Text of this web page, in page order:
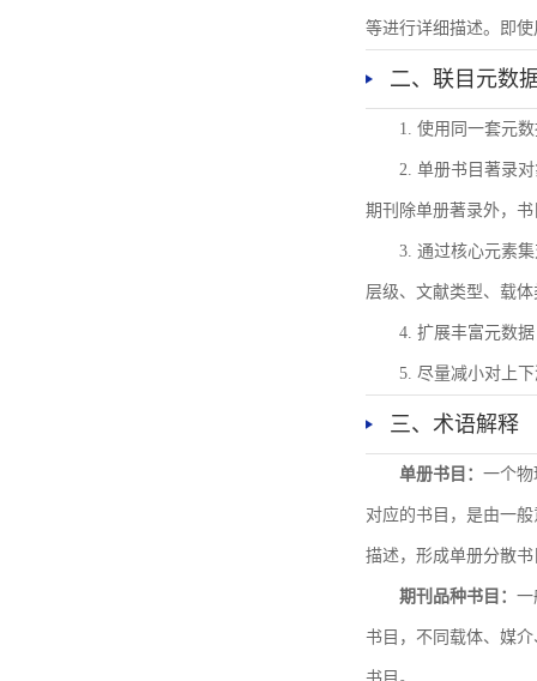
等进行详细描述。即
二、联目元数
1. 使用同一套元
2. 单册书目著录
期刊除单册著录外，
3. 通过核心元素
层级、文献类型、载
4. 扩展丰富元数
5. 尽量减小对上
三、术语解释
单册书目： 一个
对应的书目，是由一
描述，形成单册分散
期刊品种书目： 一
书目，不同载体、媒